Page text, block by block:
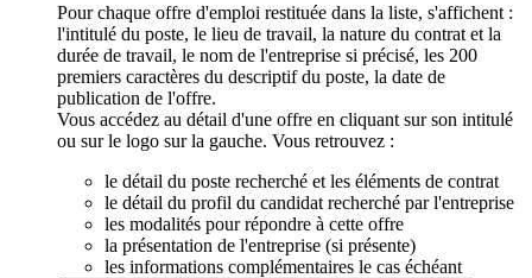
Pour chaque offre d'emploi restituée dans la liste, s'affichent :
l'intitulé du poste, le lieu de travail, la nature du contrat et la
durée de travail, le nom de l'entreprise si précisé, les 200
premiers caractères du descriptif du poste, la date de
publication de l'offre.
Vous accédez au détail d'une offre en cliquant sur son intitulé
ou sur le logo sur la gauche. Vous retrouvez :
le détail du poste recherché et les éléments de contrat
le détail du profil du candidat recherché par l'entreprise
les modalités pour répondre à cette offre
la présentation de l'entreprise (si présente)
les informations complémentaires le cas échéant